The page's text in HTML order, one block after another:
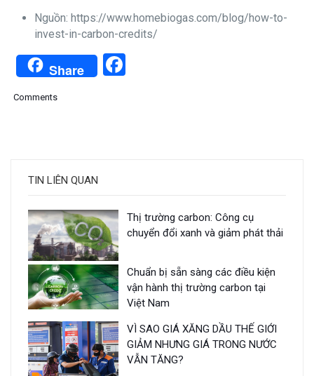
Nguồn: https://www.homebiogas.com/blog/how-to-
invest-in-carbon-credits/
Share
Comments
TIN LIÊN QUAN
Thị trường carbon: Công cụ
chuyển đổi xanh và giảm phát thải
Chuẩn bị sẵn sàng các điều kiện
vận hành thị trường carbon tại
Việt Nam
VÌ SAO GIÁ XĂNG DẦU THẾ GIỚI
GIẢM NHƯNG GIÁ TRONG NƯỚC
VẪN TĂNG?